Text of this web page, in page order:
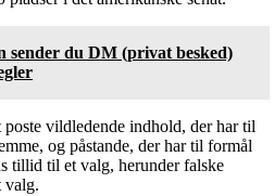
sender du DM (privat besked)
vildledende indhold, der har til
og påstande, der har til formål
tillid til et valg, herunder falske
valg.